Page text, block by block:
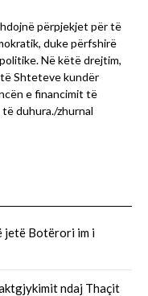
përpjekjet për të
duke përfshirë
Në këtë drejtim,
Shteteve kundër
e financimit të
duhura./zhurnal
jetë Botërori im i
ndaj Thaçit